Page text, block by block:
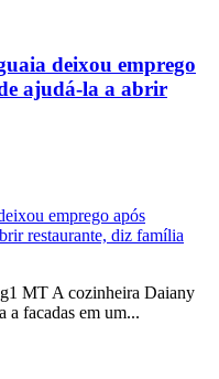
deixou emprego
ajudá-la a abrir
MT A cozinheira Daiany
a facadas em um...